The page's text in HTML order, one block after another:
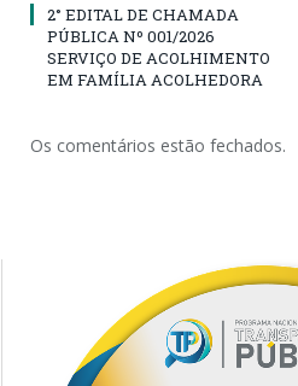
2° EDITAL DE CHAMADA
PÚBLICA Nº 001/2026
SERVIÇO DE ACOLHIMENTO
EM FAMÍLIA ACOLHEDORA
Os comentários estão fechados.